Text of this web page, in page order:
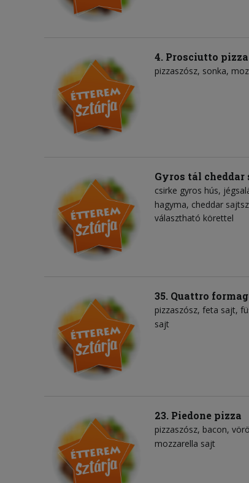
4. Prosciutto pizza
pizzaszósz sonka
Gyros tál
csirke gyros hús
hagyma cheddar
választható körettel
35. Quattro
pizzaszósz feta sajt
sajt
23. Piedone pizza
pizzaszósz bacon
mozzarella sajt